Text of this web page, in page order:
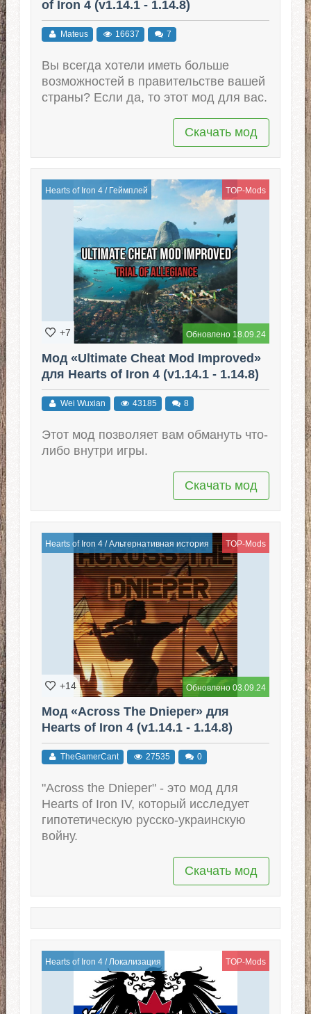
of Iron 4 (v1.14.1 - 1.14.8)
Mateus 16637 7
Вы всегда хотели иметь больше
возможностей в правительстве вашей
страны? Если да, то этот мод для вас.
Скачать мод
Hearts of Iron 4/ Геймплей TOP-Mods
Обновлено 18.09.24
+7
Мод «Ultimate Cheat Mod Improved»
для Hearts of Iron 4 (v1.14.1 - 1.14.8)
Wei Wuxian 43185 8
Этот мод позволяет вам обмануть что-
либо внутри игры.
Скачать мод
Hearts of Iron 4/Альтернативная история TOP-Mods
Обновлено 03.09.24
+14
Мод «Across The Dnieper» для
Hearts of Iron 4 (v1.14.1 - 1.14.8)
TheGamerCant 27535 0
"Across the Dnieper" - это мод для
Hearts of Iron IV, который исследует
гипотетическую русско-украинскую
войну.
Скачать мод
Hearts of Iron 4/ Локализация TOP-Mods